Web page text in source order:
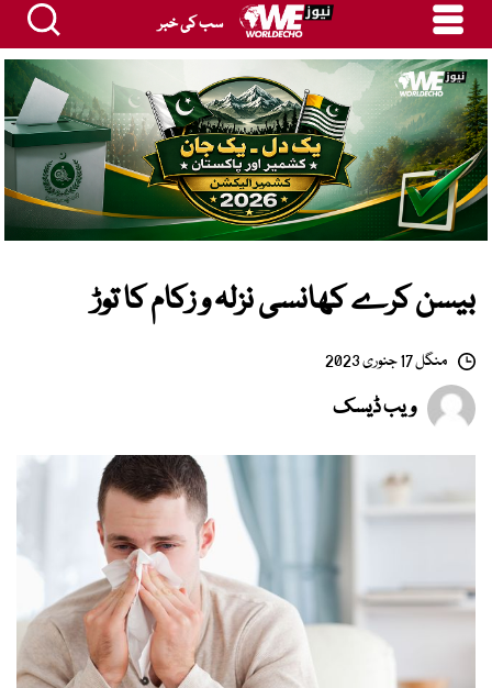
سب کی خبر
بیسن کرے کھانسی نزلہ و زکام کا توڑ
منگل 17 جنوری 2023
ویب ڈیسک